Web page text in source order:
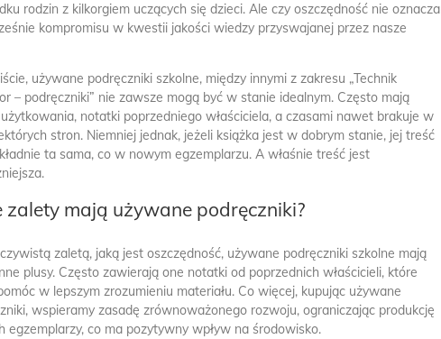
rodzin z kilkorgiem uczących się dzieci. Ale czy oszczędność nie oznacza
kompromisu w kwestii jakości wiedzy przyswajanej przez nasze
używane podręczniki szkolne, między innymi z zakresu „Technik
– podręczniki” nie zawsze mogą być w stanie idealnym. Często mają
notatki poprzedniego właściciela, a czasami nawet brakuje w
stron. Niemniej jednak, jeżeli książka jest w dobrym stanie, jej treść
ta sama, co w nowym egzemplarzu. A właśnie treść jest
zalety mają używane podręczniki?
zaletą, jaką jest oszczędność, używane podręczniki szkolne mają
plusy. Często zawierają one notatki od poprzednich właścicieli, które
w lepszym zrozumieniu materiału. Co więcej, kupując używane
wspieramy zasadę zrównoważonego rozwoju, ograniczając produkcję
egzemplarzy, co ma pozytywny wpływ na środowisko.
marzę o takiej pracy
fajnie byłoby taką tablicę